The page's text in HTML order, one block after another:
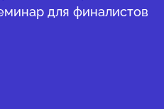
для финалистов